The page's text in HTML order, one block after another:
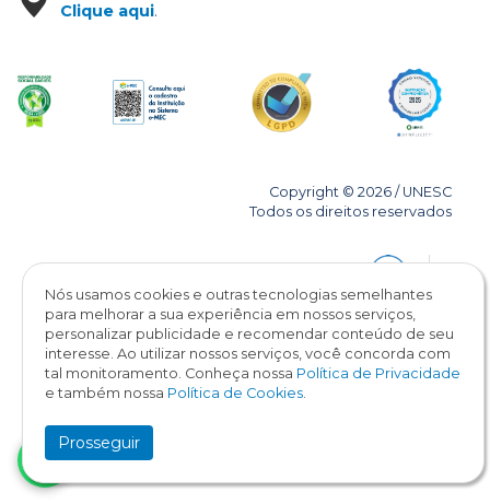
Clique aqui.
Copyright © 2026 / UNESC
Todos os direitos reservados
Nós usamos cookies e outras tecnologias semelhantes
para melhorar a sua experiência em nossos serviços,
personalizar publicidade e recomendar conteúdo de seu
interesse. Ao utilizar nossos serviços, você concorda com
tal monitoramento. Conheça nossa Política de Privacidade
e também nossa Política de Cookies.
Prosseguir